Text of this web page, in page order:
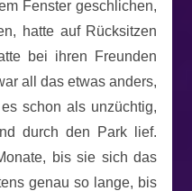
Fenster geschlichen,
hatte auf Rücksitzen
bei ihren Freunden
all das etwas anders,
schon als unzüchtig,
durch den Park lief.
bis sie sich das
genau so lange, bis